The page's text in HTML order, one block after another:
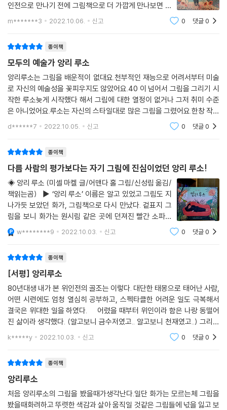
인전으로 만나기 전에 그림책으로 더 가깝게 만나보면 좋
겠다고 생각했는데, #책읽는곰 출판사에서 #모두의예
m*******3 2022.10.06. 신고 0 댓글0
종이책
모두의 예술가 앙리 루소
앙리루소는 그림을 배운적이 없대요.천부적인 재능으로 어려서부터 미술
로 자신의 예술성을 꽃피우지도 않았어요.40 이 넘어서 그림을 그리기 시
작한 루소늦게 시작했다 해서 그림에 대한 열정이 없거나 그저 취미 수준
은 아니었어요.루소는 자신의 스타일대로 많은 그림을 그렸어요.한창 작품
을 그려 전시회에 출품 할때마다좋은 소리는 듣지 못했지만루소는 포기하
d******7 2022.10.05. 신고 0 댓글0
종이책
다름 사람의 평가보다는 자기 그림에 진심이었던 앙리 루소!
◈ 앙리 루소 (미셸 마켈 글/어맨다 홀 그림/신성림 옮김/
책읽는곰) ▶ ‘앙리 루소’ 이름은 알고 있었고 그림도 지
나가듯 보았던 화가, 그림책으로 다시 만났다. 겉표지 그
림을 보니 화가는 원시림 같은 곳에 던져진 빨간 소파에
모자까지 쓰고 정장 차림 그러나 신발은 가지런히 벗어놓
고 맨발의 천진한 모습으로 누워있다. 그를 화사한 꽃들이
w********9 2022.10.03. 신고 0 댓글0
종이책
[서평] 앙리루소
80년대생 내가 본 위인전의 골조는 이렇다. 대단한 태몽으로 태어난 사람,
어떤 시련에도 엄청 열심히 공부하고, 스펙타클한 어려운 일도 극복해서
결국은 위대한 일을 하였다. 어렸을 때부터 위인이라 함은 나랑 동떨어
진 삶이라 생각했다. (알고보니 금수저였고.. 알고보니 천재였고..) 그리고
사실이 그랬다. 현실도 그러했다. 그래서 이 책의 첫 장의 첫 문
k*****y 2022.10.03. 신고 0 댓글0
종이책
앙리루소
처음 앙리루소의 그림을 봤을때가생각난다.일단 화가는 모르는체 그림을
봤을때화려하고 뚜렷한 색감과 살아 움직일 것같은 그림들에 넋을 잃고 보